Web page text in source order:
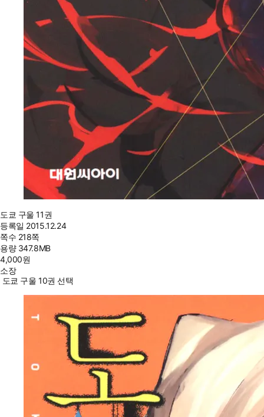
도쿄 구울 11권
등록일 2015.12.24
쪽수 218쪽
용량 347.8MB
4,000원
소장
도쿄 구울 10권 선택